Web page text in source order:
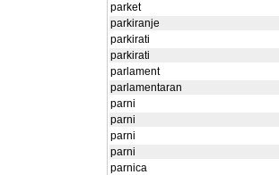
parket
parkiranje
parkirati
parkirati
parlament
parlamentaran
parni
parni
parni
parni
parnica